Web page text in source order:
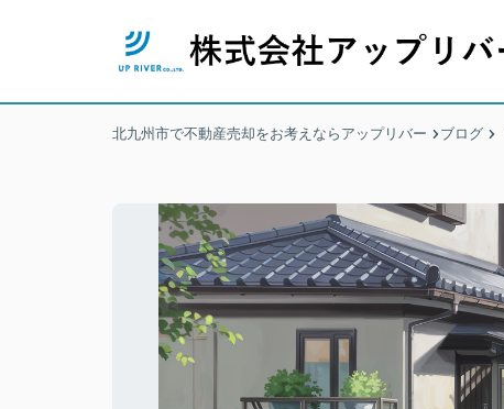
北九州市で不動産売却をお考えならアップリバー ブログ